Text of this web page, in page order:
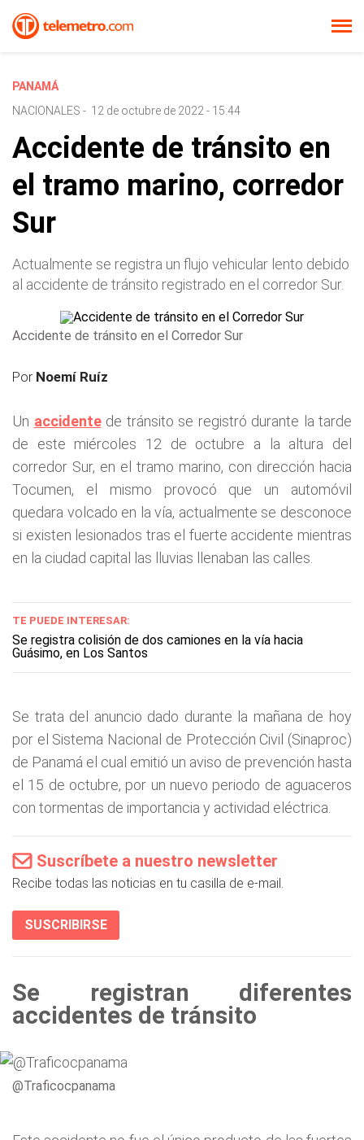
PANAMÁ
NACIONALES - 12 de octubre de 2022 - 15:44
Accidente de tránsito en
el tramo marino, corredor
Sur
Actualmente se registra un flujo vehicular lento debido
al accidente de tránsito registrado en el corredor Sur.
Accidente de tránsito en el Corredor Sur
Por Noemí Ruíz
Un accidentede tránsito se registró durante la tarde
de este miércoles 12 de octubre a la altura del
corredor Sur, en el tramo marino, con dirección hacia
Tocumen, el mismo provocó que un automóvil
quedara volcado en la vía, actualmente se desconoce
si existen lesionados tras el fuerte accidente mientras
en la ciudad capital las lluvias llenaban las calles.
TE PUEDE INTERESAR:
Se registra colisión de dos camiones en la vía hacia
Guásimo, en Los Santos
Se trata del anuncio dado durante la mañana de hoy
por el Sistema Nacional de Protección Civil (Sinaproc)
de Panamá el cual emitió un aviso de prevención hasta
el 15 de octubre, por un nuevo periodo de aguaceros
con tormentas de importancia y actividad eléctrica.
Suscríbete a nuestro newsletter
Recibe todas las noticias en tu casilla de e-mail.
SUSCRIBIRSE
Se registran diferentes
accidentes de tránsito
@Traficocpanama